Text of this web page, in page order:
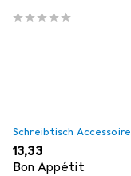
Schreibtisch Accessoire
EUR
13,33
Bon Appétit